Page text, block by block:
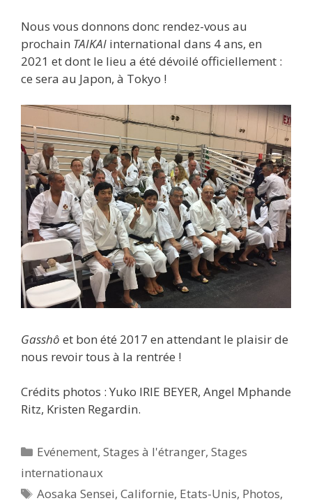
Nous vous donnons donc rendez-vous au
prochain TAIKAI international dans 4 ans, en
2021 et dont le lieu a été dévoilé officiellement :
ce sera au Japon, à Tokyo !
Gasshô et bon été 2017 en attendant le plaisir de
nous revoir tous à la rentrée !
Crédits photos : Yuko IRIE BEYER, Angel Mphande
Ritz, Kristen Regardin.
Catégories
Evénement,Stages à l'étranger,Stages
internationaux
Étiquettes
Aosaka Sensei,Californie, Etats-Unis, Photos,